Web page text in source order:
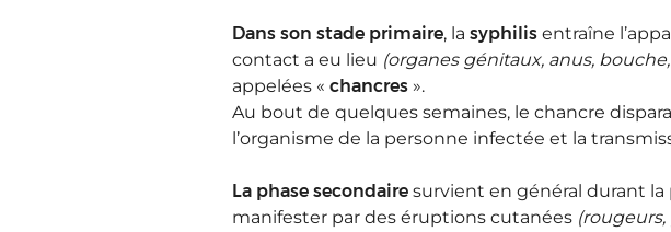
Dans son stade primaire, la syphilis entraîne
contact a eu lieu (organes génitaux, anus,
appelées « chancres ».
Au bout de quelques semaines, le chancre
l’organisme de la personne infectée et la
La phase secondaire survient en général durant
manifester par des éruptions cutanées